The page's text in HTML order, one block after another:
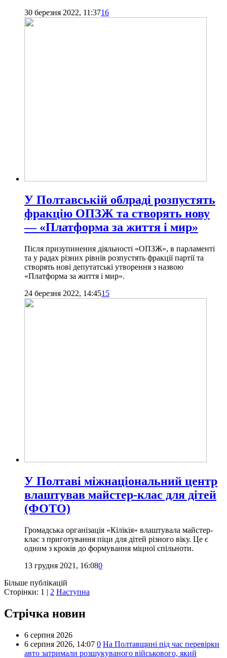
30 березня 2022, 11:3716
У Полтавській облраді розпустять
фракцію ОПЗЖ та створять нову
— «Платформа за життя і мир»
Після призупинення діяльності «ОПЗЖ», в парламенті
та у радах різних рівнів розпустять фракції партії та
створять нові депутатські утворення з назвою
«Платформа за життя і мир».
24 березня 2022, 14:4515
У Полтаві міжнаціональний центр
влаштував майстер-клас для дітей
(ФОТО)
Громадська організація «Кілікія» влаштувала майстер-
клас з приготування піци для дітей різного віку. Це є
одним з кроків до формування міцної спільноти.
13 грудня 2021, 16:080
Більше публікацій
Сторінки: 1 | 2 Наступна
Стрічка новин
6 серпня 2026
6 серпня 2026, 14:07 0 На Полтавщині під час перевірки
авто затримали розшукуваного військового, який